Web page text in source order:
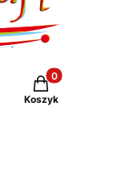
Produkty w
Koszyk